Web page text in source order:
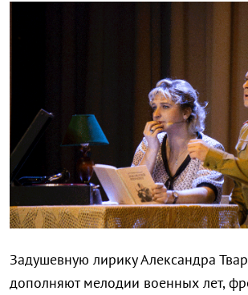
Задушевную лирику Александра
дополняют мелодии военных лет,